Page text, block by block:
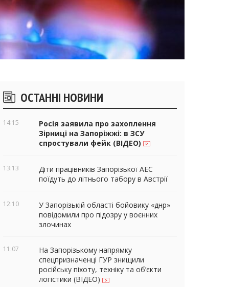
Бічні
віджети
ОСТАННІ НОВИНИ
14:15
Росія заявила про захоплення
Зірниці на Запоріжжі: в ЗСУ
спростували фейк (ВІДЕО)
13:13
Діти працівників Запорізької АЕС
поїдуть до літнього табору в Австрії
12:10
У Запорізькій області бойовику «днр»
повідомили про підозру у воєнних
злочинах
11:07
На Запорізькому напрямку
спецпризначенці ГУР знищили
російську піхоту, техніку та об’єкти
логістики (ВІДЕО)